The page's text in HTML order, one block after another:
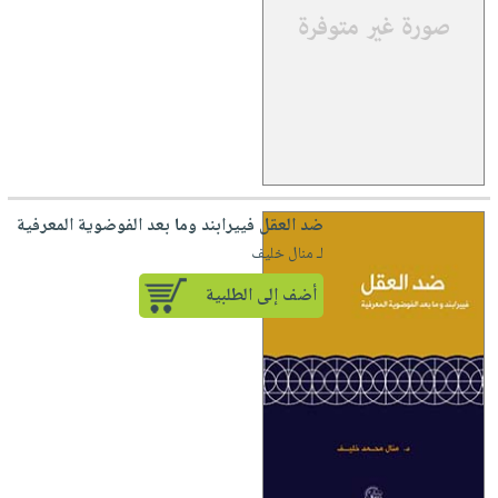
ضد العقل فييرابند وما بعد الفوضوية المعرفية
لـ منال خليف
أضف إلى الطلبية